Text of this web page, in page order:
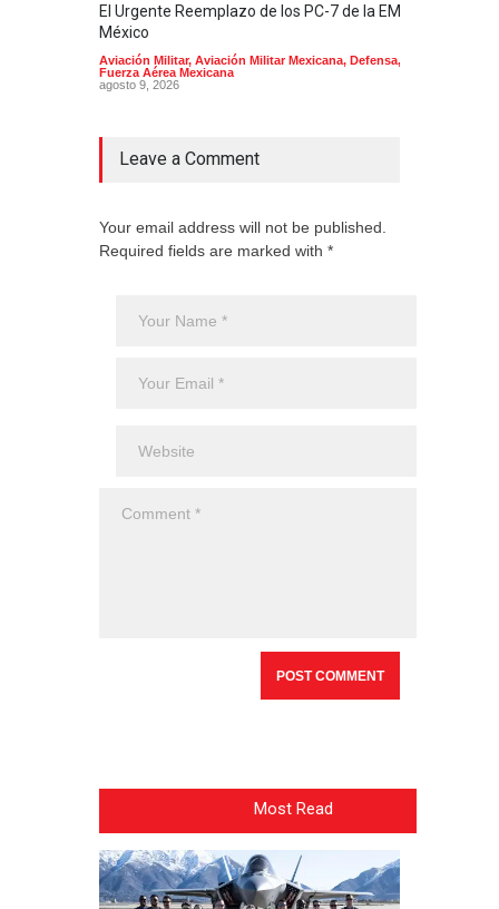
El Urgente Reemplazo de los PC-7 de la EMA en
México
Aviación Militar, Aviación Militar Mexicana, Defensa,
Fuerza Aérea Mexicana
agosto 9, 2026
Leave a Comment
Your email address will not be published.
Required fields are marked with *
Most Read